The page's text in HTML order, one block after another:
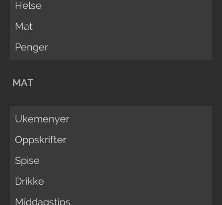
Helse
Mat
Penger
MAT
Ukemenyer
Oppskrifter
Spise
Drikke
Middagstips